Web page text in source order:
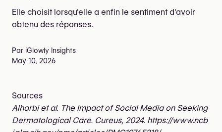
Elle choisit lorsqu'elle a enfin le sentiment d'avoir
obtenu des réponses.
Par iGlowly Insights
May 10, 2026
Sources
Alharbi et al. The Impact of Social Media on Seeking
Dermatological Care. Cureus, 2024. https://www.ncb